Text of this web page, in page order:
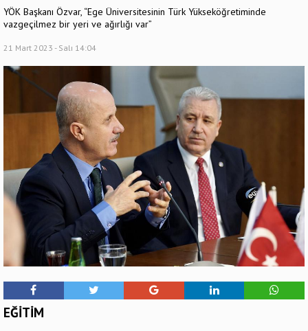
YÖK Başkanı Özvar, “Ege Üniversitesinin Türk Yükseköğretiminde
vazgeçilmez bir yeri ve ağırlığı var”
21 Mart 2023 - Salı 14:04
EĞİTİM